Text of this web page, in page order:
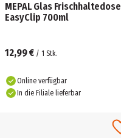
MEPAL Glas Frischhaltedose
EasyClip 700ml
12,99 € / 1 Stk.
Online verfügbar
In die Filiale lieferbar